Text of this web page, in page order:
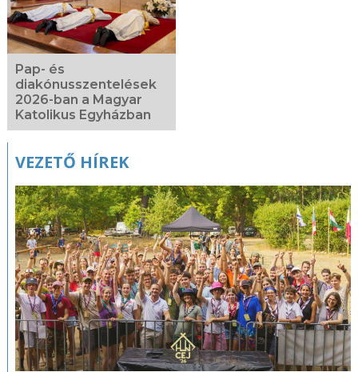
Pap- és
diakónusszentelések
2026-ban a Magyar
Katolikus Egyházban
VEZETŐ HÍREK